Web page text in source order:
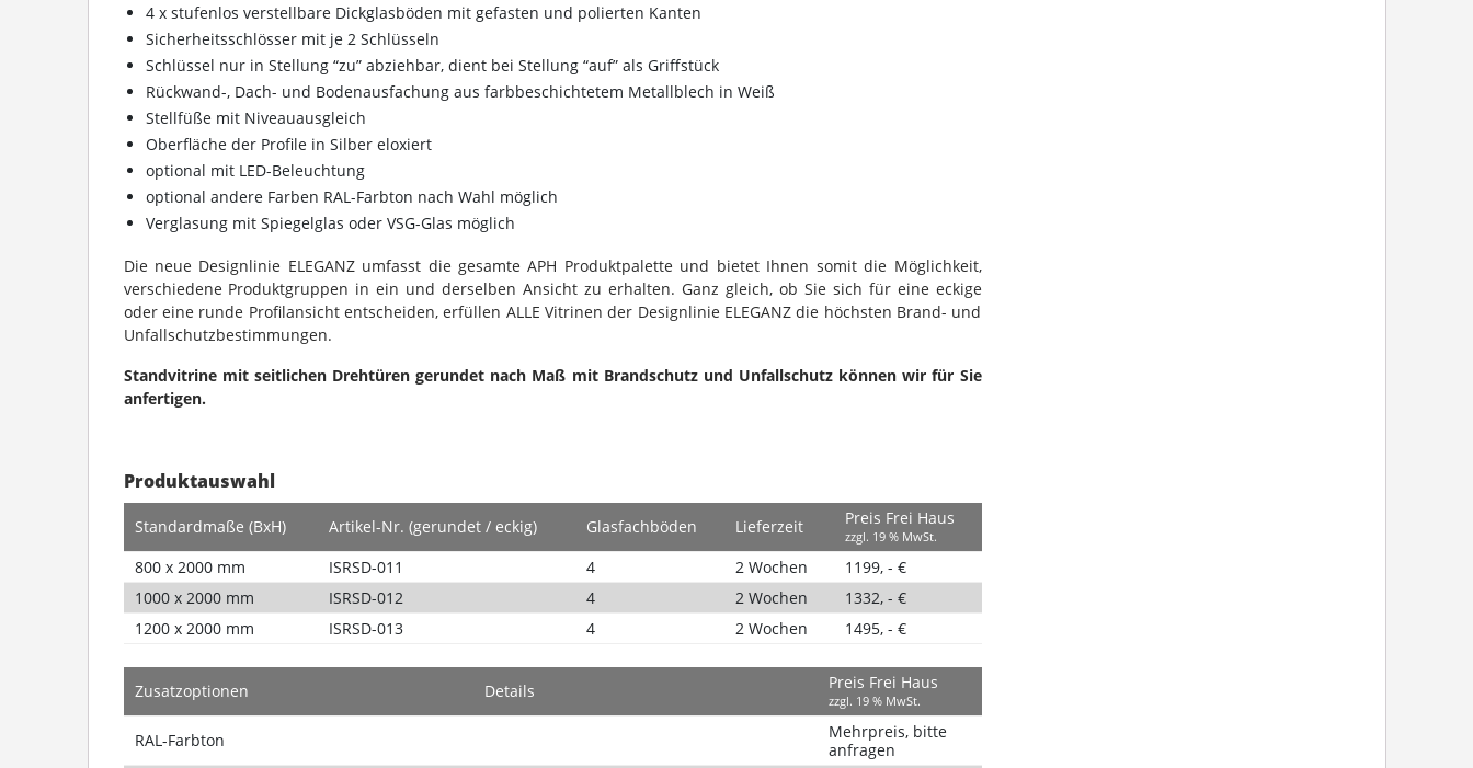
4 x stufenlos verstellbare Dickglasböden mit gefasten und polierten Kanten
Sicherheitsschlösser mit je 2 Schlüsseln
Schlüssel nur in Stellung “zu” abziehbar, dient bei Stellung “auf” als Griffstück
Rückwand-, Dach- und Bodenausfachung aus farbbeschichtetem Metallblech in Weiß
Stellfüße mit Niveauausgleich
Oberfläche der Profile in Silber eloxiert
optional mit LED-Beleuchtung
optional andere Farben RAL-Farbton nach Wahl möglich
Verglasung mit Spiegelglas oder VSG-Glas möglich
Die neue Designlinie ELEGANZ umfasst die gesamte APH Produktpalette und bietet Ihnen somit die Möglichkeit,
verschiedene Produktgruppen in ein und derselben Ansicht zu erhalten. Ganz gleich, ob Sie sich für eine eckige
oder eine runde Profilansicht entscheiden, erfüllen ALLE Vitrinen der Designlinie ELEGANZ die höchsten Brand- und
Unfallschutzbestimmungen.
Standvitrine mit seitlichen Drehtüren gerundet nach Maß mit Brandschutz und Unfallschutz können wir für Sie
anfertigen.
Produktauswahl
Standardmaße (BxH) Artikel-Nr. (gerundet / eckig) Glasfachböden Lieferzeit Preis Frei Haus
zzgl. 19 % MwSt.
800 x 2000 mm ISRSD-011 4 2 Wochen
1199, - €
1000 x 2000 mm
ISRSD-012 4 2 Wochen
1332, - €
1200 x 2000 mm
ISRSD-013 4 2 Wochen 1495, - €
Zusatzoptionen Details Preis Frei Haus
zzgl. 19 % MwSt.
RAL-Farbton
Mehrpreis, bitte
anfragen